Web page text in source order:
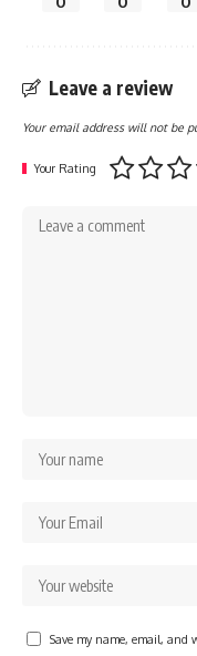
Leave a review
Your email address will not be
Your Rating
Save my name, email, and